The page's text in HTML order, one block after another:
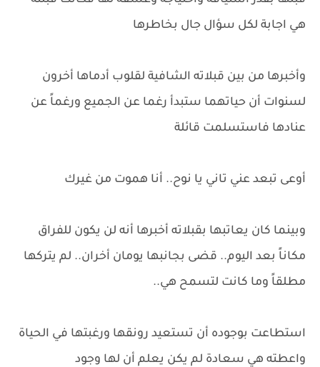
هي اجابة لكل سؤال جال بخاطرها
وأخبرها من بين قبلاته الشافية لقلوب أدماها أخرون
لسنوات أن حياتهما ستبدأ رغما عن الجميع ورغماً عن
عنادها فاستسلمت قائلة
أوعى تبعد عني تاني يا نوح.. أنا هموت من غيرك
وبينما كان يعاتبها بقبلاته أخبرها أنه لن يكون للفراق
مكاناً بعد اليوم.. قضى بجانبها يومان أخران.. لم يتركها
مطلقاً وما كانت لتسمح هي..
استطاعت بوجوده أن تستعيد رونقها ورغبتها في الحياة
واعطته هي سعادة لم يكن يعلم أن لها وجود